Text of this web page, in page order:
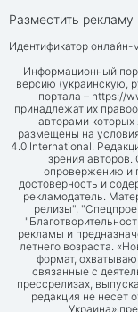
Разместить рекламу
Идентификатор
Информационный
версию (украинскую,
портала – https://
принадлежат их
авторами
размещены на
4.0 International.
зрения
опровержению и
достоверность и
рекламодатель.
релизы",
рекламы и
летнего возраста.
формат,
связанные с
прессрелизах,
редакция не несет
Украина»